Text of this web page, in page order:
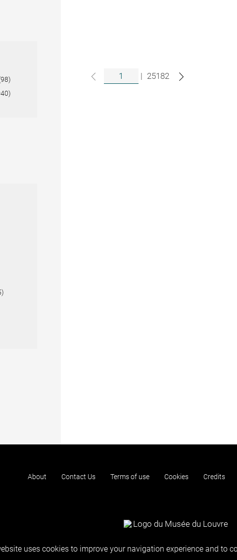
| 25182
About Contact Us Terms of use Cookies Credits
uses cookies to improve your navigation experience and to